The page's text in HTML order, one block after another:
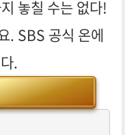
놓칠 수는 없다!
. SBS 공식 온에
.